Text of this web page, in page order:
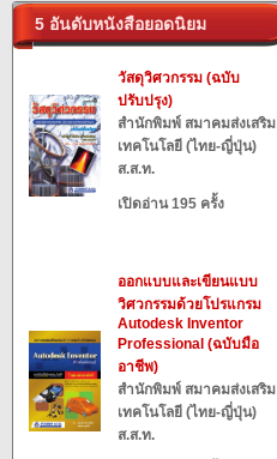
5 อันดับหนังสือยอดนิยม
วัสดุวิศวกรรม (ฉบับ
ปรับปรุง)
สำนักพิมพ์ สมาคมส่งเสริม
เทคโนโลยี (ไทย-ญี่ปุ่น)
ส.ส.ท.
เปิดอ่าน 195 ครั้ง
ออกแบบและเขียนแบบ
วิศวกรรมด้วยโปรแกรม
Autodesk Inventor
Professional (ฉบับมือ
อาชีพ)
สำนักพิมพ์ สมาคมส่งเสริม
เทคโนโลยี (ไทย-ญี่ปุ่น)
ส.ส.ท.